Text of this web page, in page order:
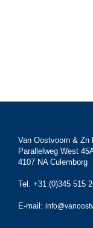
Van Oostvoorn & Zn
Parallelweg West
4107 NA Culemborg
Tel. +31 (0)345 515
E-mail: